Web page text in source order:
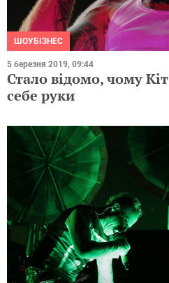
ШОУБІЗНЕС
5 березня 2019, 09:44
Стало відомо, чому
себе руки